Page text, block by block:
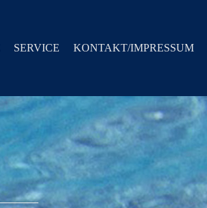
SERVICE KONTAKT/IMPRESSUM